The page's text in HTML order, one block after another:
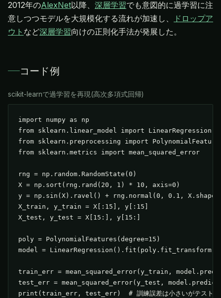
2012年のAlexNet以降、 深層学習でも意図的に過学習に注
意しつつモデルを大規模化する流れが加速し、
ドロップア
ウト など深層学習向けの正則化手法が発展した。
コード例
scikit-learnで過学習を再現(高次多項式回帰)
import numpy as np
from sklearn.linear_model import LinearRegression
from sklearn.preprocessing import
from sklearn.metrics import mean_squared_error
rng = np.random.RandomState(0)
X = np.sort(rng.rand(20, 1) * 10, axis=0)
y = np.sin(X).ravel() + rng.normal(0, 0.1,
X_train, y_train = X[:15], y[:15]
X_test, y_test = X[15:], y[15:]
poly = PolynomialFeatures(degree=15)
model =
train_err = mean_squared_error(y_train,
test_err = mean_squared_error(y_test,
print(train_err, test_err)  # 訓練誤差は小さいがテスト誤差